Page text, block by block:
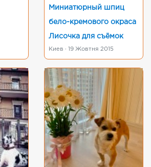
Миниатюрный шпиц
бело-кремового окраса
Лисочка для съёмок
Киев · 19 Жовтня 2015